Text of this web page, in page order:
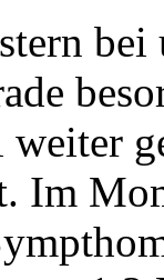
bei
Im